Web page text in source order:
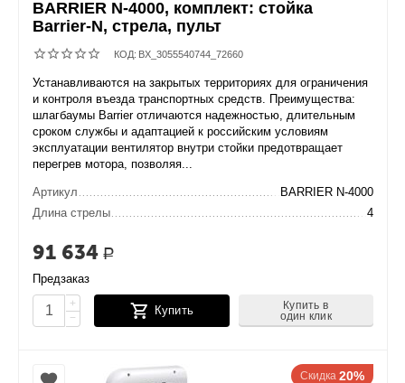
BARRIER N-4000, комплект: стойка
Barrier-N, стрела, пульт
КОД: BX_3055540744_72660
Устанавливаются на закрытых территориях для ограничения
и контроля въезда транспортных средств. Преимущества:
шлагбаумы Barrier отличаются надежностью, длительным
сроком службы и адаптацией к российским условиям
эксплуатации вентилятор внутри стойки предотвращает
перегрев мотора, позволяя...
Артикул
BARRIER N-4000
Длина стрелы
4
91 634 Р
Предзаказ
+
−
Купить
Купить в
один клик
Скидка 20%